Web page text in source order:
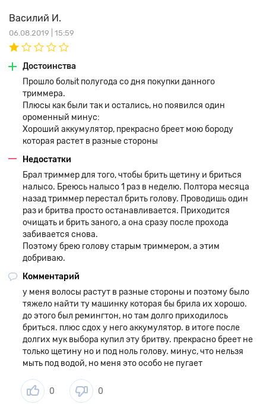
Василий И.
06.08.2019 | 15:59
Достоинства
Прошло больit полугода со дня покупки данного
триммера.
Плюсы как были так и остались, но появился один
ороменный минус:
Хороший аккумулятор, прекрасно бреет мою бороду
которая растет в разные стороны
Недостатки
Брал триммер для того, чтобы брить щетину и бриться
налысо. Бреюсь налысо 1 раз в неделю. Полтора месяца
назад триммер перестал брить голову. Проводишь один
раз и бритва просто останавливается. Приходится
очищать и брить заного, а она сразу после прохода
забивается снова.
Поэтому брею голову старым триммером, а этим
добриваю.
Комментарий
у меня волосы растут в разные стороны и поэтому было
тяжело найти ту машинку которая бы брила их хорошо.
до этого был ремингтон, но там долго приходилось
бриться. плюс сдох у него аккумулятор. в итоге после
долгих мук выбора купил эту бритву. прекрасно бреет не
только щетину но и под ноль голову. минус, что нельзя
мыть под водой, но меня это особо не пугает
0 0